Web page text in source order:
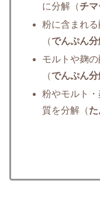
に分解（チ
粉に含まれ
（でんぷん
モルトや麹
（でんぷん
粉やモルト
質を分解（